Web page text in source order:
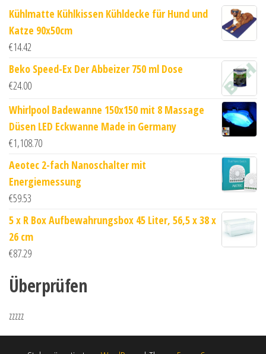
Kühlmatte Kühlkissen Kühldecke für Hund und
Katze 90x50cm
€14.42
Beko Speed-Ex Der Abbeizer 750 ml Dose
€24.00
Whirlpool Badewanne 150x150 mit 8 Massage
Düsen LED Eckwanne Made in Germany
€1,108.70
Aeotec 2-fach Nanoschalter mit
Energiemessung
€59.53
5 x R Box Aufbewahrungsbox 45 Liter, 56,5 x 38 x
26 cm
€87.29
Überprüfen
zzzzz